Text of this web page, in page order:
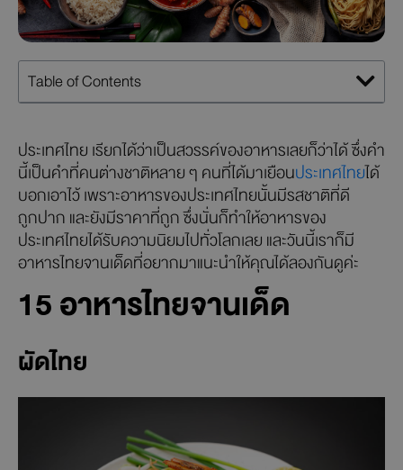
Table of Contents
ประเทศไทย เรียกได้ว่าเป็นสวรรค์ของอาหารเลยก็ว่าได้ ซึ่งคำ
นี้เป็นคำที่คนต่างชาติหลาย ๆ คนที่ได้มาเยือนประเทศไทยได้
บอกเอาไว้ เพราะอาหารของประเทศไทยนั้นมีรสชาติที่ดี
ถูกปาก และยังมีราคาที่ถูก ซึ่งนั่นก็ทำให้อาหารของ
ประเทศไทยได้รับความนิยมไปทั่วโลกเลย และวันนี้เราก็มี
อาหารไทยจานเด็ดที่อยากมาแนะนำให้คุณได้ลองกันดูค่ะ
15อาหารไทยจานเด็ด
ผัดไทย